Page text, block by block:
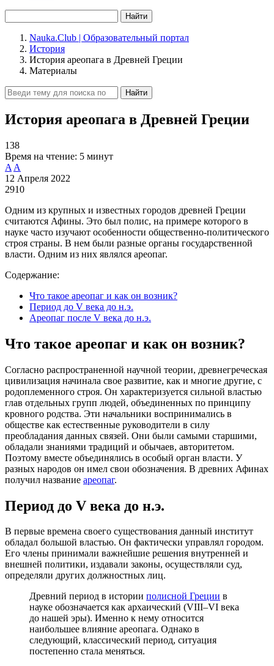
Найти
Nauka.Club | Образовательный портал
История
История ареопага в Древней Греции
Материалы
Найти
История ареопага в Древней Греции
138
Время на чтение: 5 минут
A A
12 Апреля 2022
2910
Одним из крупных и известных городов древней Греции
считаются Афины. Это был полис, на примере которого в
науке часто изучают особенности общественно-политического
строя страны. В нем были разные органы государственной
власти. Одним из них являлся ареопаг.
Содержание:
Что такое ареопаг и как он возник?
Период до V века до н.э.
Ареопаг после V века до н.э.
Что такое ареопаг и как он возник?
Согласно распространенной научной теории, древнегреческая
цивилизация начинала свое развитие, как и многие другие, с
родоплеменного строя. Он характеризуется сильной властью
глав отдельных групп людей, объединенных по принципу
кровного родства. Эти начальники воспринимались в
обществе как естественные руководители в силу
преобладания данных связей. Они были самыми старшими,
обладали знаниями традиций и обычаев, авторитетом.
Поэтому вместе объединялись в особый орган власти. У
разных народов он имел свои обозначения. В древних Афинах
получил название ареопаг.
Период до V века до н.э.
В первые времена своего существования данный институт
обладал большой властью. Он фактически управлял городом.
Его члены принимали важнейшие решения внутренней и
внешней политики, издавали законы, осуществляли суд,
определяли других должностных лиц.
Древний период в истории полисной Греции в
науке обозначается как архаический (VIII–VI века
до нашей эры). Именно к нему относится
наибольшее влияние ареопага. Однако в
следующий, классический период, ситуация
постепенно стала меняться.